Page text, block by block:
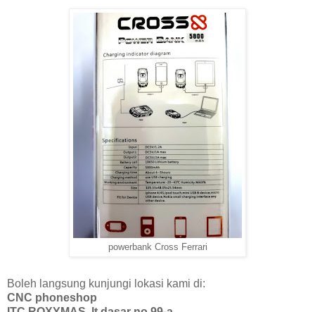
powerbank Cross Ferrari
Boleh langsung kunjungi lokasi kami di:
CNC phoneshop